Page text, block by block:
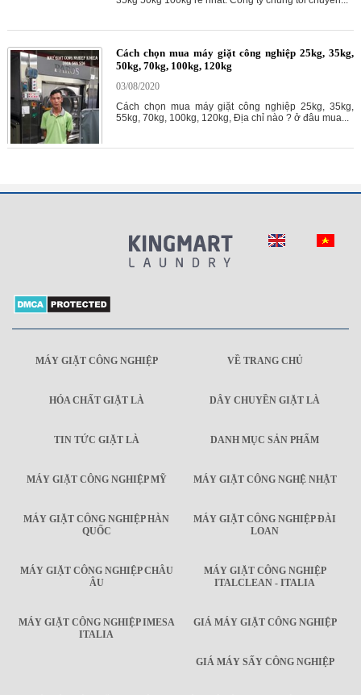
Cách chọn mua máy giặt công nghiệp 25kg, 35kg,
50kg, 70kg, 100kg, 120kg
03/08/2020
Cách chọn mua máy giặt công nghiệp 25kg, 35kg,
55kg, 70kg, 100kg, 120kg, Địa chỉ nào ? ở đâu mua...
MÁY GIẶT CÔNG NGHIỆP VỀ TRANG CHỦ
HÓA CHẤT GIẶT LÀ DÂY CHUYỀN GIẶT LÀ
TIN TỨC GIẶT LÀ DANH MỤC SẢN PHẨM
MÁY GIẶT CÔNG NGHIỆP MỸ MÁY GIẶT CÔNG NGHỆ NHẬT
MÁY GIẶT CÔNG NGHIỆP HÀN
QUỐC
MÁY GIẶT CÔNG NGHIỆP ĐÀI
LOAN
MÁY GIẶT CÔNG NGHIỆP CHÂU
ÂU
MÁY GIẶT CÔNG NGHIỆP
ITALCLEAN - ITALIA
MÁY GIẶT CÔNG NGHIỆP IMESA
ITALIA
GIÁ MÁY GIẶT CÔNG NGHIỆP
GIÁ MÁY SẤY CÔNG NGHIỆP